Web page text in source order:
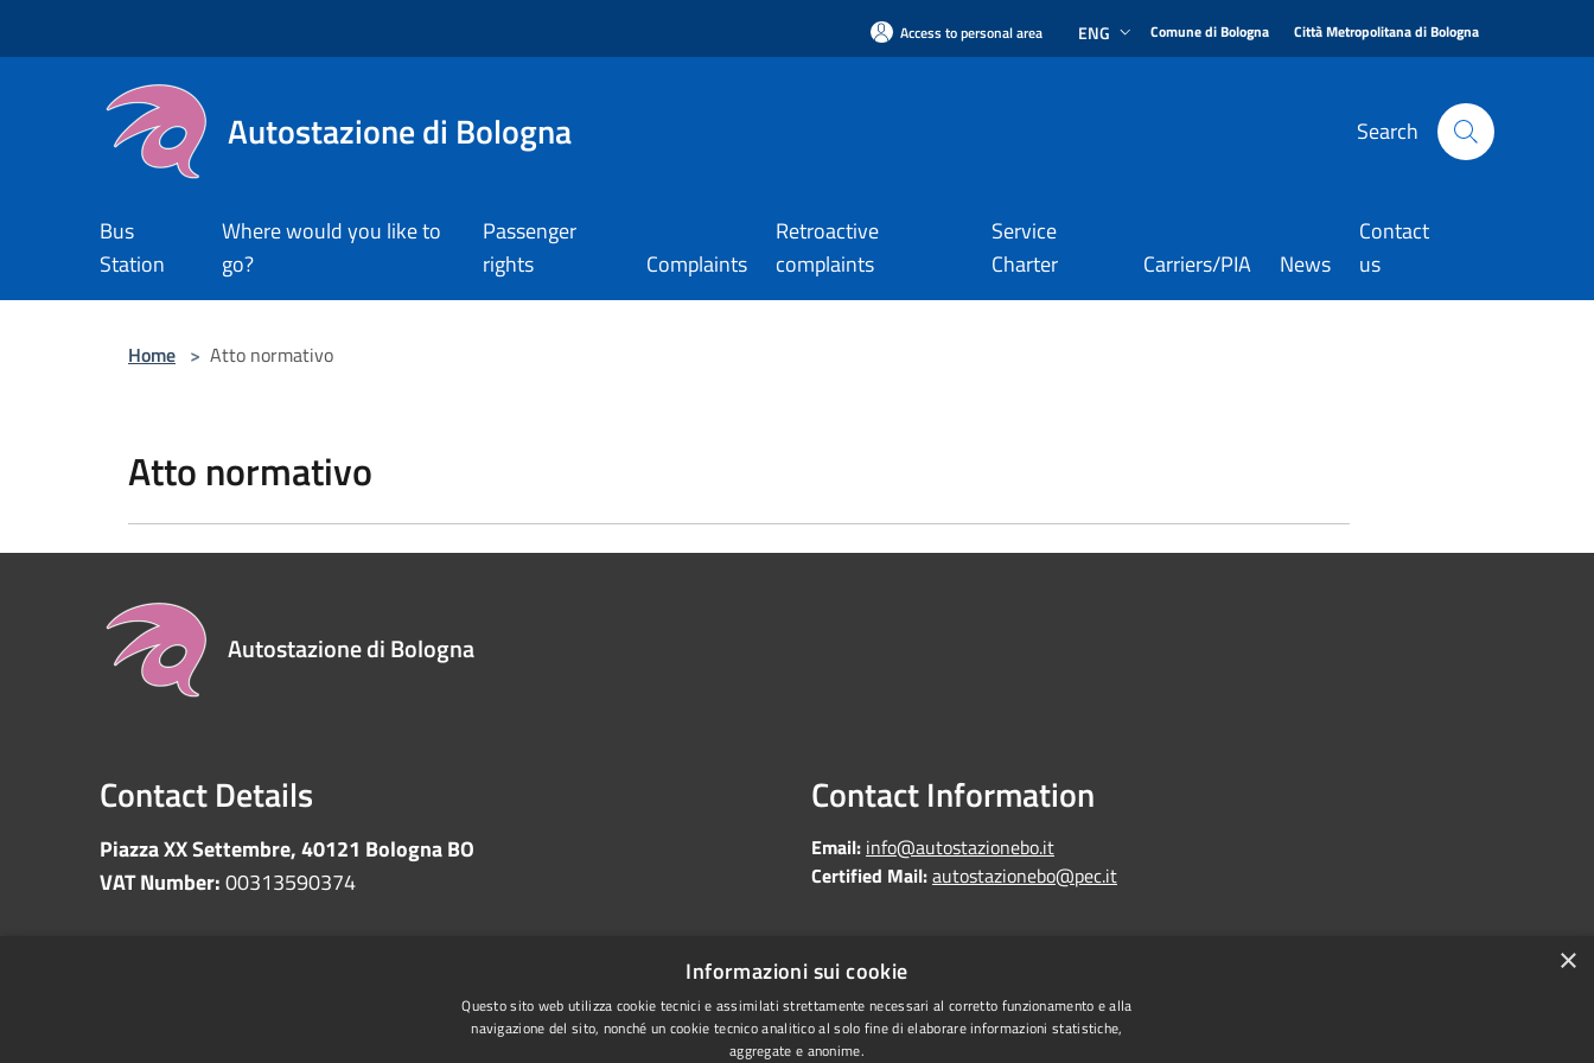
Access to personal area ENG Comune di Bologna Città Metropolitana di Bologna
Autostazione di Bologna Search
Bus
Station
Where would you like to
go?
Passenger
rights
Complaints
Retroactive
complaints
Service
Charter
Carriers/PIA News
Contact
us
Home > Atto normativo
Atto normativo
Autostazione di Bologna
Contact Details
Piazza XX Settembre, 40121 Bologna BO
VAT Number:00313590374
Contact Information
Email: info@autostazionebo.it
Certified Mail:autostazionebo@pec.it
Sitemap
Statistics
Anti-money laundering
Copyright © 2026 • Autostazione di Bologna • Powered by
×
Informazioni sui cookie
Questo sito web utilizza cookie tecnici e assimilati strettamente necessari al corretto funzionamento e alla
navigazione del sito, nonché un cookie tecnico analitico al solo fine di elaborare informazioni statistiche,
aggregate e anonime.